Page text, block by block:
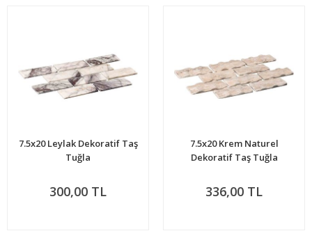
7.5x20 Leylak Dekoratif Taş
Tuğla
300,00 TL
7.5x20 Krem Naturel
Dekoratif Taş Tuğla
336,00 TL